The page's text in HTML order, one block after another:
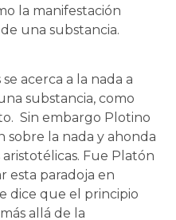
la manifestación
una substancia.
acerca a la nada a
substancia, como
Sin embargo Plotino
sobre la nada y ahonda
Fue Platón
esta paradoja en
dice que el principio
allá de la